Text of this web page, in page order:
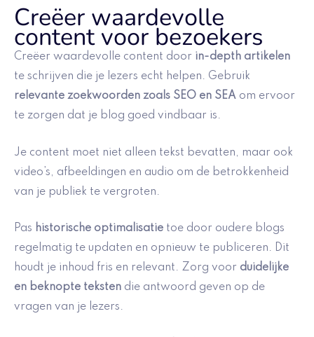
Creëer waardevolle
content voor bezoekers
Creëer waardevolle content door in-depth artikelen
te schrijven die je lezers echt helpen. Gebruik
relevante zoekwoorden zoals SEO en SEA om ervoor
te zorgen dat je blog goed vindbaar is.
Je content moet niet alleen tekst bevatten, maar ook
video’s, afbeeldingen en audio om de betrokkenheid
van je publiek te vergroten.
Pas historische optimalisatie toe door oudere blogs
regelmatig te updaten en opnieuw te publiceren. Dit
houdt je inhoud fris en relevant. Zorg voor duidelijke
en beknopte teksten die antwoord geven op de
vragen van je lezers.